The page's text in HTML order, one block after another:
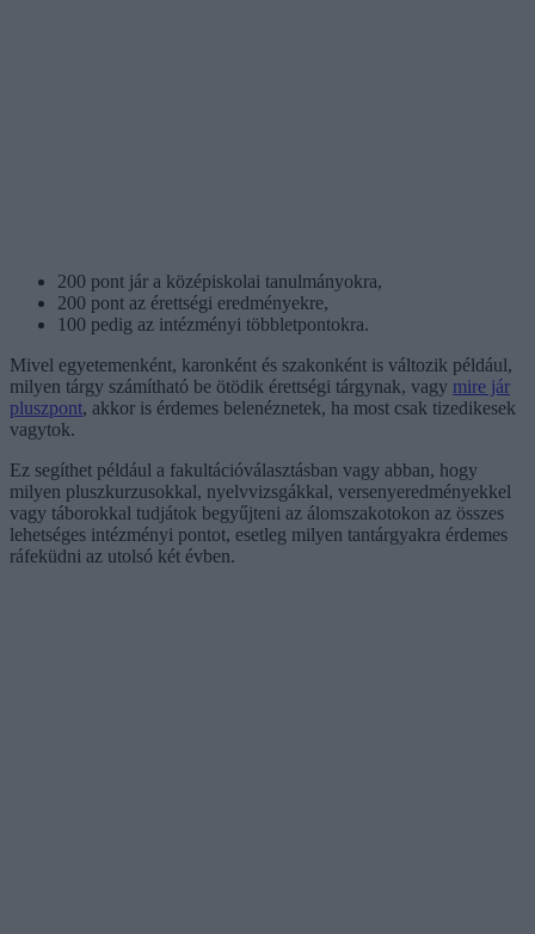
200 pont jár a középiskolai tanulmányokra,
200 pont az érettségi eredményekre,
100 pedig az intézményi többletpontokra.
Mivel egyetemenként, karonként és szakonként is változik például,
milyen tárgy számítható be ötödik érettségi tárgynak, vagy mire jár
pluszpont, akkor is érdemes belenéznetek, ha most csak tizedikesek
vagytok.
Ez segíthet például a fakultációválasztásban vagy abban, hogy
milyen pluszkurzusokkal, nyelvvizsgákkal, versenyeredményekkel
vagy táborokkal tudjátok begyűjteni az álomszakotokon az összes
lehetséges intézményi pontot, esetleg milyen tantárgyakra érdemes
ráfeküdni az utolsó két évben.